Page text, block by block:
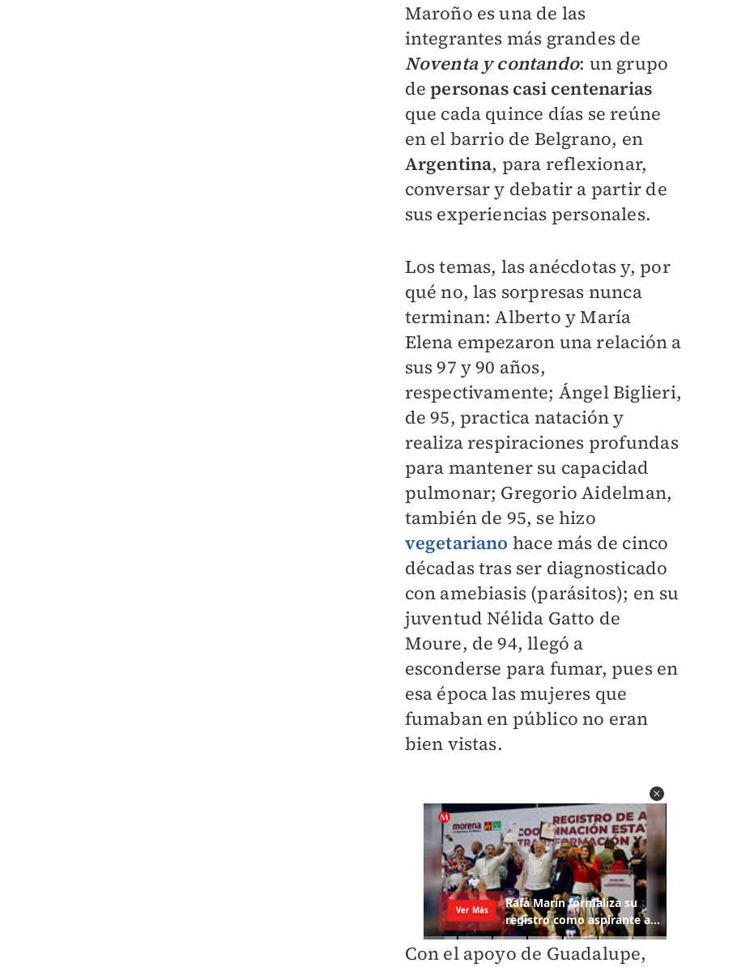
Maroño es una de las
integrantes más grandes de
Noventa y contando: un grupo
depersonas casi centenarias
que cada quince días se reúne
en el barrio de Belgrano, en
Argentina, para reflexionar,
conversar y debatir a partir de
sus experiencias personales.
Los temas, las anécdotas y, por
qué no, las sorpresas nunca
terminan: Alberto y María
Elena empezaron una relación a
sus 97 y 90 años,
respectivamente; Ángel Biglieri,
de 95, practica natación y
realiza respiraciones profundas
para mantener su capacidad
pulmonar; Gregorio Aidelman,
también de 95, se hizo
vegetariano hace más de cinco
décadas tras ser diagnosticado
con amebiasis (parásitos); en su
juventud Nélida Gatto de
Moure, de 94, llegó a
esconderse para fumar, pues en
esa época las mujeres que
fumaban en público no eran
bien vistas.
Con el apoyo de Guadalupe,